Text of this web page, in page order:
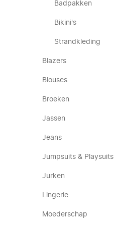
Badpakken
Bikini's
Strandkleding
Blazers
Blouses
Broeken
Jassen
Jeans
Jumpsuits & Playsuits
Jurken
Lingerie
Moederschap